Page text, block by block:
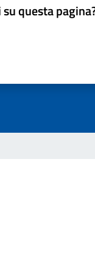
questa